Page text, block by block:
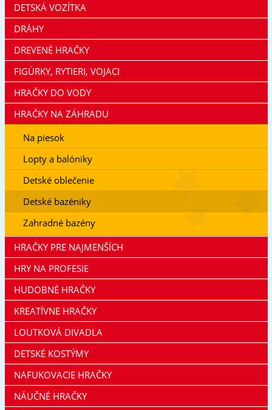
DETSKÁ VOZÍTKA
DRÁHY
DREVENÉ HRAČKY
FIGÚRKY, RYTIERI, VOJACI
HRAČKY DO VODY
HRAČKY NA ZÁHRADU
Na piesok
Lopty a balóniky
Detské oblečenie
Detské bazéniky
Zahradné bazény
HRAČKY PRE NAJMENŠÍCH
HRY NA PROFESIE
HUDOBNÉ HRAČKY
KREATÍVNE HRAČKY
LOUTKOVÁ DIVADLA
DETSKÉ KOSTÝMY
NAFUKOVACIE HRAČKY
NÁUČNÉ HRAČKY